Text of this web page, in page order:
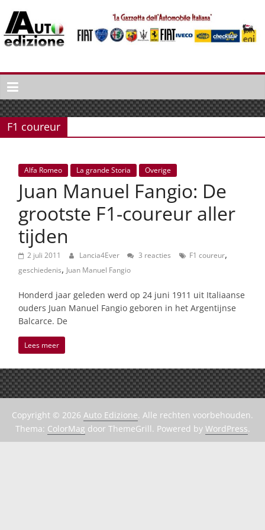
naar
inhoud
Auto
Edizione
La
Gazetta
dell'Automobile
Italiaans
autonieuws
lifestyle
F1 coureur
Alfa Romeo La grande Storia Overige
Juan Manuel Fangio: De
grootste F1-coureur aller
tijden
2 juli 2011 Lancia4Ever 3 reacties F1 coureur,
geschiedenis, Juan Manuel Fangio
Honderd jaar geleden werd op 24 juni 1911 uit Italiaanse
ouders Juan Manuel Fangio geboren in het Argentijnse
Balcarce. De
Lees meer
Copyright © 2026 Auto Edizione. Alle rechten voorbehouden.
Thema: ColorMag door ThemeGrill. Powered by WordPress.